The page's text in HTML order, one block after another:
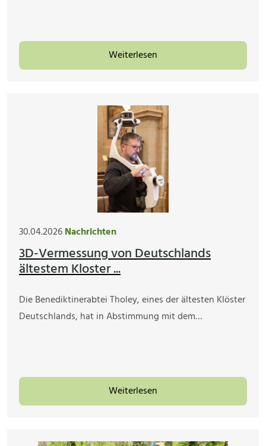
Weiterlesen
30.04.2026Nachrichten
3D-Vermessung von Deutschlands
ältestem Kloster ...
Die Benediktinerabtei Tholey, eines der ältesten Klöster
Deutschlands, hat in Abstimmung mit dem…
Weiterlesen